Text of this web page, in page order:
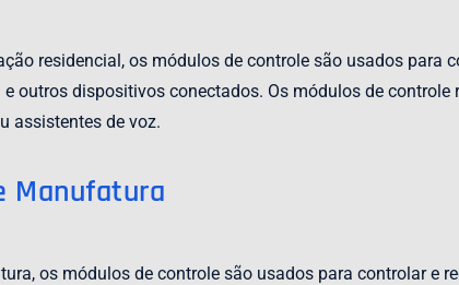
residencial, os módulos de controle são usados
outros dispositivos conectados. Os módulos de
assistentes de voz.
Manufatura
os módulos de controle são usados para controlar e